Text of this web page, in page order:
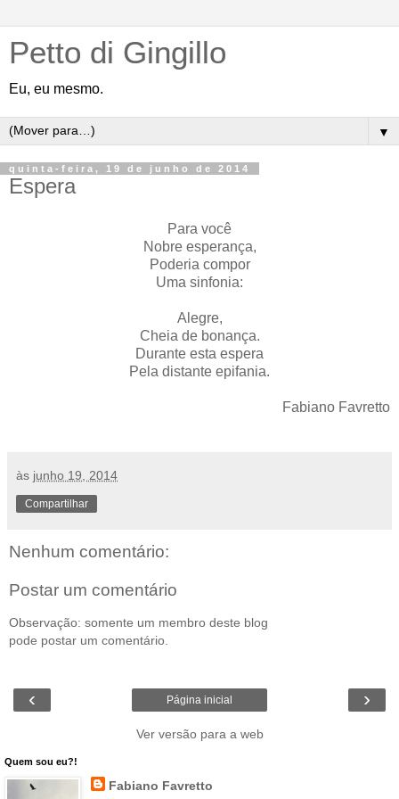
Petto di Gingillo
Eu, eu mesmo.
▼
quinta-feira, 19 de junho de 2014
Espera
Para você
Nobre esperança,
Poderia compor
Uma sinfonia:
Alegre,
Cheia de bonança.
Durante esta espera
Pela distante epifania.
Fabiano Favretto
às junho 19, 2014
Compartilhar
Nenhum comentário:
Postar um comentário
Observação: somente um membro deste blog
pode postar um comentário.
‹ ›
Página inicial
Ver versão para a web
Quem sou eu?!
Fabiano Favretto